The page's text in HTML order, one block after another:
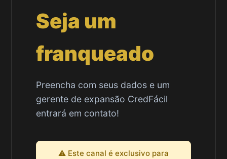
Seja um
franqueado
Preencha com seus dados e um
gerente de expansão CredFácil
entrará em contato!
⚠️ Este canal é exclusivo para